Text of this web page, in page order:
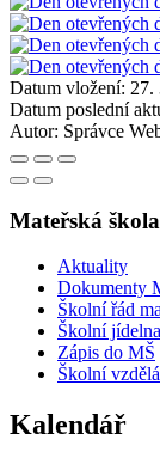
Datum vložení: 27.
Datum poslední
Autor: Správce
Mateřská škola
Aktuality
Dokumenty
Školní řád
Školní
Zápis do MŠ
Školní
Kalendář